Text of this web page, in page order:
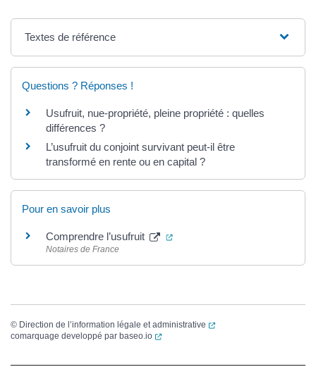
Textes de référence
Questions ? Réponses !
Usufruit, nue-propriété, pleine propriété : quelles
différences ?
L’usufruit du conjoint survivant peut-il être
transformé en rente ou en capital ?
Pour en savoir plus
Comprendre l’usufruit (ouverture dans un nouvel
Notaires de France
© Direction de l’information légale et administrative
(ouverture dans un
comarquage developpé par baseo.io (ouverture dans un nouvel onglet)